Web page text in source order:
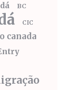
BC
CIC
canada